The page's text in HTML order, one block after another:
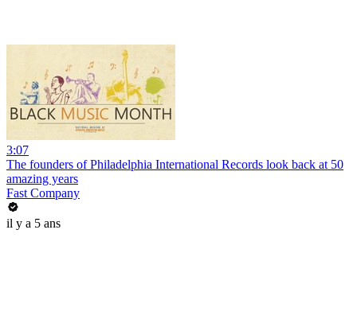
3:07
The founders of Philadelphia International Records look back at 50
amazing years
Fast Company
il y a 5 ans